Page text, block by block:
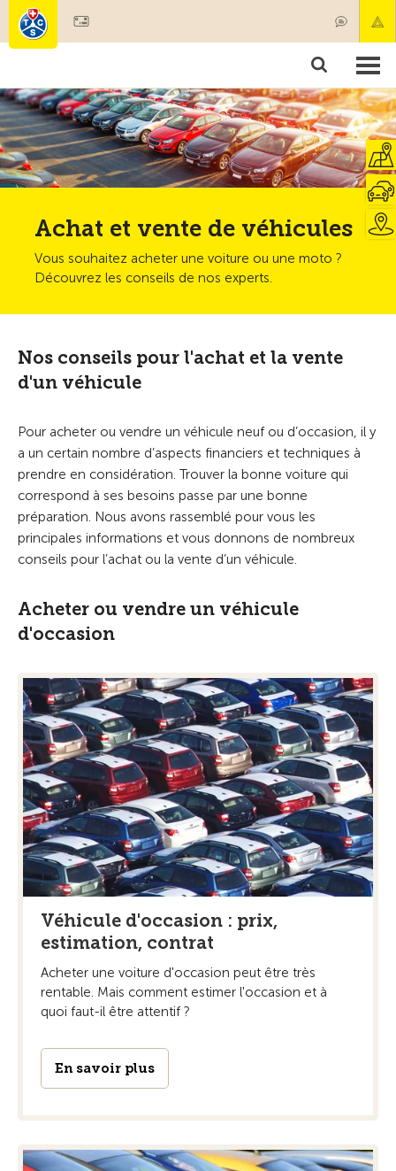
Membres & prestations
Tests, sécurité & santé
Achat et vente de véhicules
Vous souhaitez acheter une voiture ou une moto ?
Découvrez les conseils de nos experts.
Nos conseils pour l'achat et la vente
d'un véhicule
Pour acheter ou vendre un véhicule neuf ou d’occasion, il y
a un certain nombre d’aspects financiers et techniques à
prendre en considération. Trouver la bonne voiture qui
correspond à ses besoins passe par une bonne
préparation. Nous avons rassemblé pour vous les
principales informations et vous donnons de nombreux
conseils pour l’achat ou la vente d’un véhicule.
Acheter ou vendre un véhicule
d'occasion
Véhicule d'occasion : prix,
estimation, contrat
Acheter une voiture d'occasion peut être très
rentable. Mais comment estimer l'occasion et à
quoi faut-il être attentif ?
En savoir plus